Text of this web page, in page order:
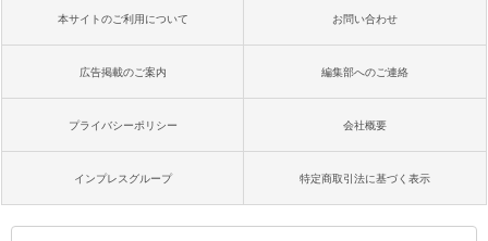
本サイトのご利用について お問い合わせ
広告掲載のご案内 編集部へのご連絡
プライバシーポリシー 会社概要
インプレスグループ 特定商取引法に基づく表示